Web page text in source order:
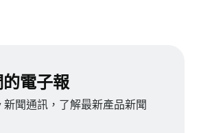
電子報
新聞通訊，了解最新產品新聞